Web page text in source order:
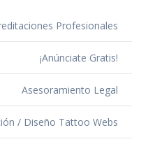
Profesionales
¡Anúnciate Gratis!
Asesoramiento Legal
/ Diseño Tattoo Webs